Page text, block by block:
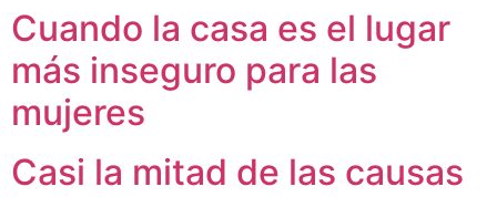
Cuando la casa es el lugar
más inseguro para las
mujeres
Casi la mitad de las causas